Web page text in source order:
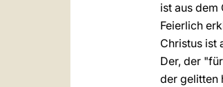
ist aus dem
Feierlich
Christus ist
Der, der
der gelitten